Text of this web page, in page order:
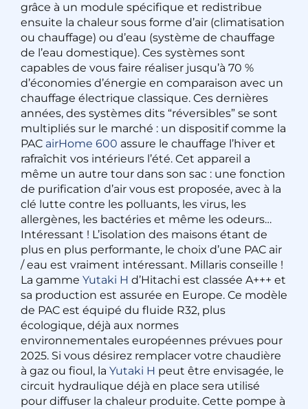
grâce à un module spécifique et redistribue
ensuite la chaleur sous forme d’air (climatisation
ou chauffage) ou d’eau (système de chauffage
de l’eau domestique). Ces systèmes sont
capables de vous faire réaliser jusqu’à 70 %
d’économies d’énergie en comparaison avec un
chauffage électrique classique. Ces dernières
années, des systèmes dits “réversibles” se sont
multipliés sur le marché : un dispositif comme la
PAC airHome 600 assure le chauffage l’hiver et
rafraîchit vos intérieurs l’été. Cet appareil a
même un autre tour dans son sac : une fonction
de purification d’air vous est proposée, avec à la
clé lutte contre les polluants, les virus, les
allergènes, les bactéries et même les odeurs…
Intéressant ! L’isolation des maisons étant de
plus en plus performante, le choix d’une PAC air
/ eau est vraiment intéressant. Millaris conseille !
La gamme Yutaki H d’Hitachi est classée A+++ et
sa production est assurée en Europe. Ce modèle
de PAC est équipé du fluide R32, plus
écologique, déjà aux normes
environnementales européennes prévues pour
2025. Si vous désirez remplacer votre chaudière
à gaz ou fioul, la Yutaki H peut être envisagée, le
circuit hydraulique déjà en place sera utilisé
pour diffuser la chaleur produite. Cette pompe à